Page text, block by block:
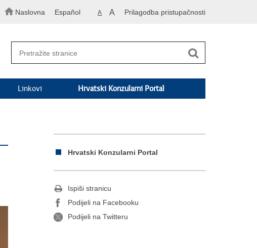
Naslovna Español A A Prilagodba pristupačnosti
Linkovi Hrvatski Konzularni Portal
Hrvatski Konzularni Portal
Ispiši stranicu
Podijeli na Facebooku
Podijeli na Twitteru